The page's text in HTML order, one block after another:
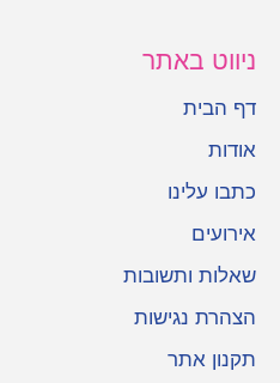
ניווט באתר
דף הבית
אודות
כתבו עלינו
אירועים
שאלות ותשובות
הצהרת נגישות
תקנון אתר